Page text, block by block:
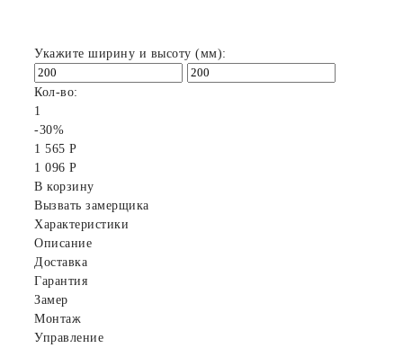
Укажите ширину и высоту (мм):
Кол-во:
1
-30%
1 565 Р
1 096 Р
В корзину
Вызвать замерщика
Характеристики
Описание
Доставка
Гарантия
Замер
Монтаж
Управление